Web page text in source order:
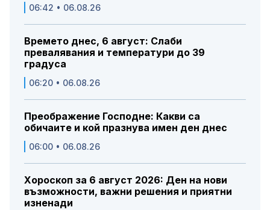
06:42 • 06.08.26
Времето днес, 6 август: Слаби
превалявания и температури до 39
градуса
06:20 • 06.08.26
Преображение Господне: Какви са
обичаите и кой празнува имен ден днес
06:00 • 06.08.26
Хороскоп за 6 август 2026: Ден на нови
възможности, важни решения и приятни
изненади